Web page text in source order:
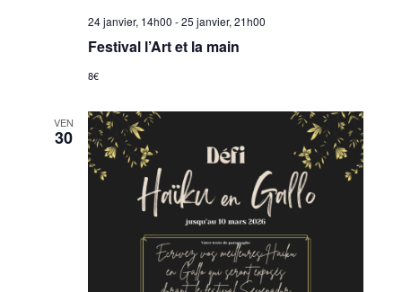
24 janvier, 14h00 -25 janvier, 21h00
Festival l’Art et la main
8€
VEN
30